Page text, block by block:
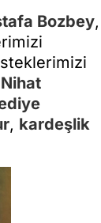
Bozbey,
Nihat
, kardeşlik